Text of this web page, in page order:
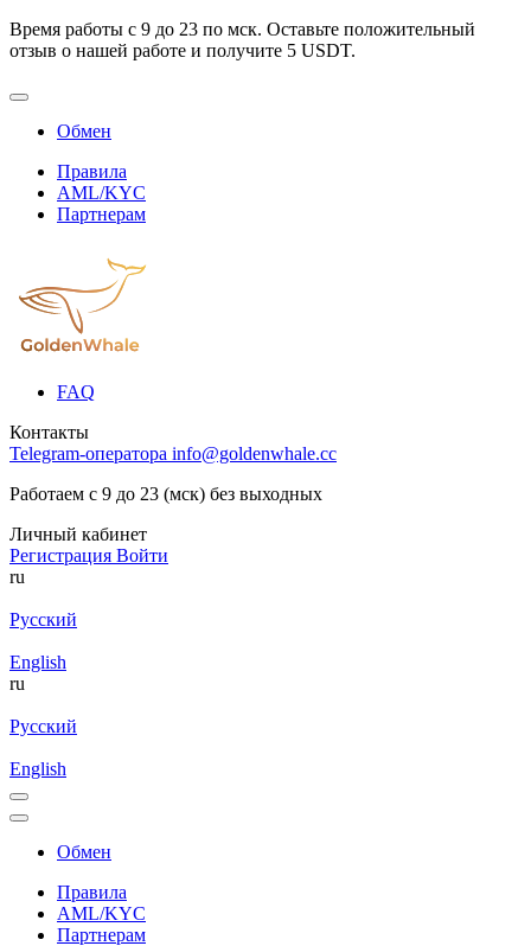
Время работы с 9 до 23 по мск. Оставьте положительный
отзыв о нашей работе и получите 5 USDT.
Обмен
Правила
AML/KYC
Партнерам
FAQ
Контакты
Telegram-оператора info@goldenwhale.cc
Работаем с 9 до 23 (мск) без выходных
Личный кабинет
Регистрация Войти
ru
Русский
English
ru
Русский
English
Обмен
Правила
AML/KYC
Партнерам